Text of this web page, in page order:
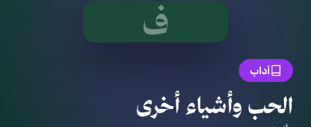
ف
آداب
الحب وأشياء أخرى